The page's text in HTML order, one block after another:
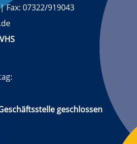
Fax: 07322/919043
geschlossen